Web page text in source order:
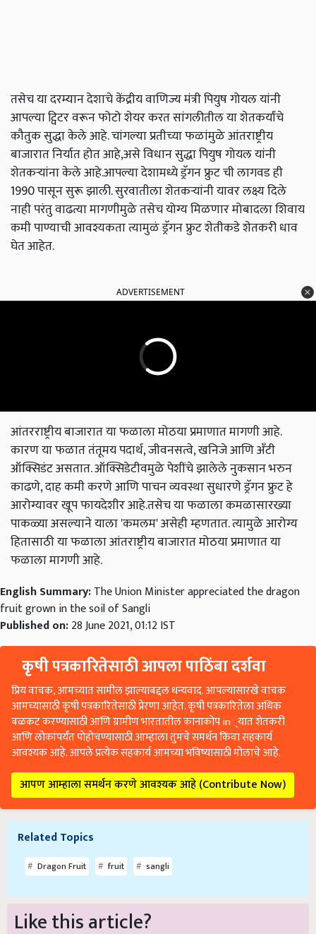
तसेच या दरम्यान देशाचे केंद्रीय वाणिज्य मंत्री पियुष गोयल यांनी
आपल्या ट्विटर वरून फोटो शेयर करत सांगलीतील या शेतकर्यांचे
कौतुक सुद्धा केले आहे. चांगल्या प्रतीच्या फळांमुळे आंतराष्ट्रीय
बाजारात निर्यात होत आहे,असे विधान सुद्धा पियुष गोयल यांनी
शेतकऱ्यांना केले आहे.आपल्या देशामध्ये ड्रॅगन फ्रुट ची लागवड ही
1990 पासून सुरू झाली. सुरवातीला शेतकऱ्यांनी यावर लक्ष्य दिले
नाही परंतु वाढत्या मागणीमुळे तसेच योग्य मिळणार मोबादला शिवाय
कमी पाण्याची आवश्यकता त्यामुळं ड्रॅगन फ्रुट शेतीकडे शेतकरी धाव
घेत आहेत.
ADVERTISEMENT
आंतरराष्ट्रीय बाजारात या फळाला मोठया प्रमाणात मागणी आहे.
कारण या फळात तंतूमय पदार्थ, जीवनसत्वे, खनिजे आणि अँटी
ऑक्सिडंट असतात. ऑक्सिडेटीवमुळे पेशींचे झालेले नुकसान भरुन
काढणे, दाह कमी करणे आणि पाचन व्यवस्था सुधारणे ड्रॅगन फ्रुट हे
आरोग्यावर खूप फायदेशीर आहे.तसेच या फळाला कमळासारख्या
पाकळ्या असल्याने याला 'कमलम' असेही म्हणतात. त्यामुळे आरोग्य
हितासाठी या फळाला आंतराष्ट्रीय बाजारात मोठया प्रमाणात या
फळाला मागणी आहे.
English Summary:The Union Minister appreciated the dragon
fruit grown in the soil of Sangli
Published on:28 June 2021, 01:12 IST
कृषी पत्रकारितेसाठी आपला पाठिंबा दर्शवा
प्रिय वाचक, आमच्यात सामील झाल्याबद्दल धन्यवाद. आपल्यासारखे वाचक
आमच्यासाठी कृषी पत्रकारितेसाठी प्रेरणा आहेत. कृषी पत्रकारितेला अधिक
बळकट करण्यासाठी आणि ग्रामीण भारतातील कानाकोप in्यात शेतकरी
आणि लोकांपर्यंत पोहोचण्यासाठी आम्हाला तुमचे समर्थन किंवा सहकार्य
आवश्यक आहे. आपले प्रत्येक सहकार्य आमच्या भविष्यासाठी मोलाचे आहे.
आपण आम्हाला समर्थन करणे आवश्यक आहे (Contribute Now)
Related Topics
Dragon Fruit fruit sangli
Like this article?